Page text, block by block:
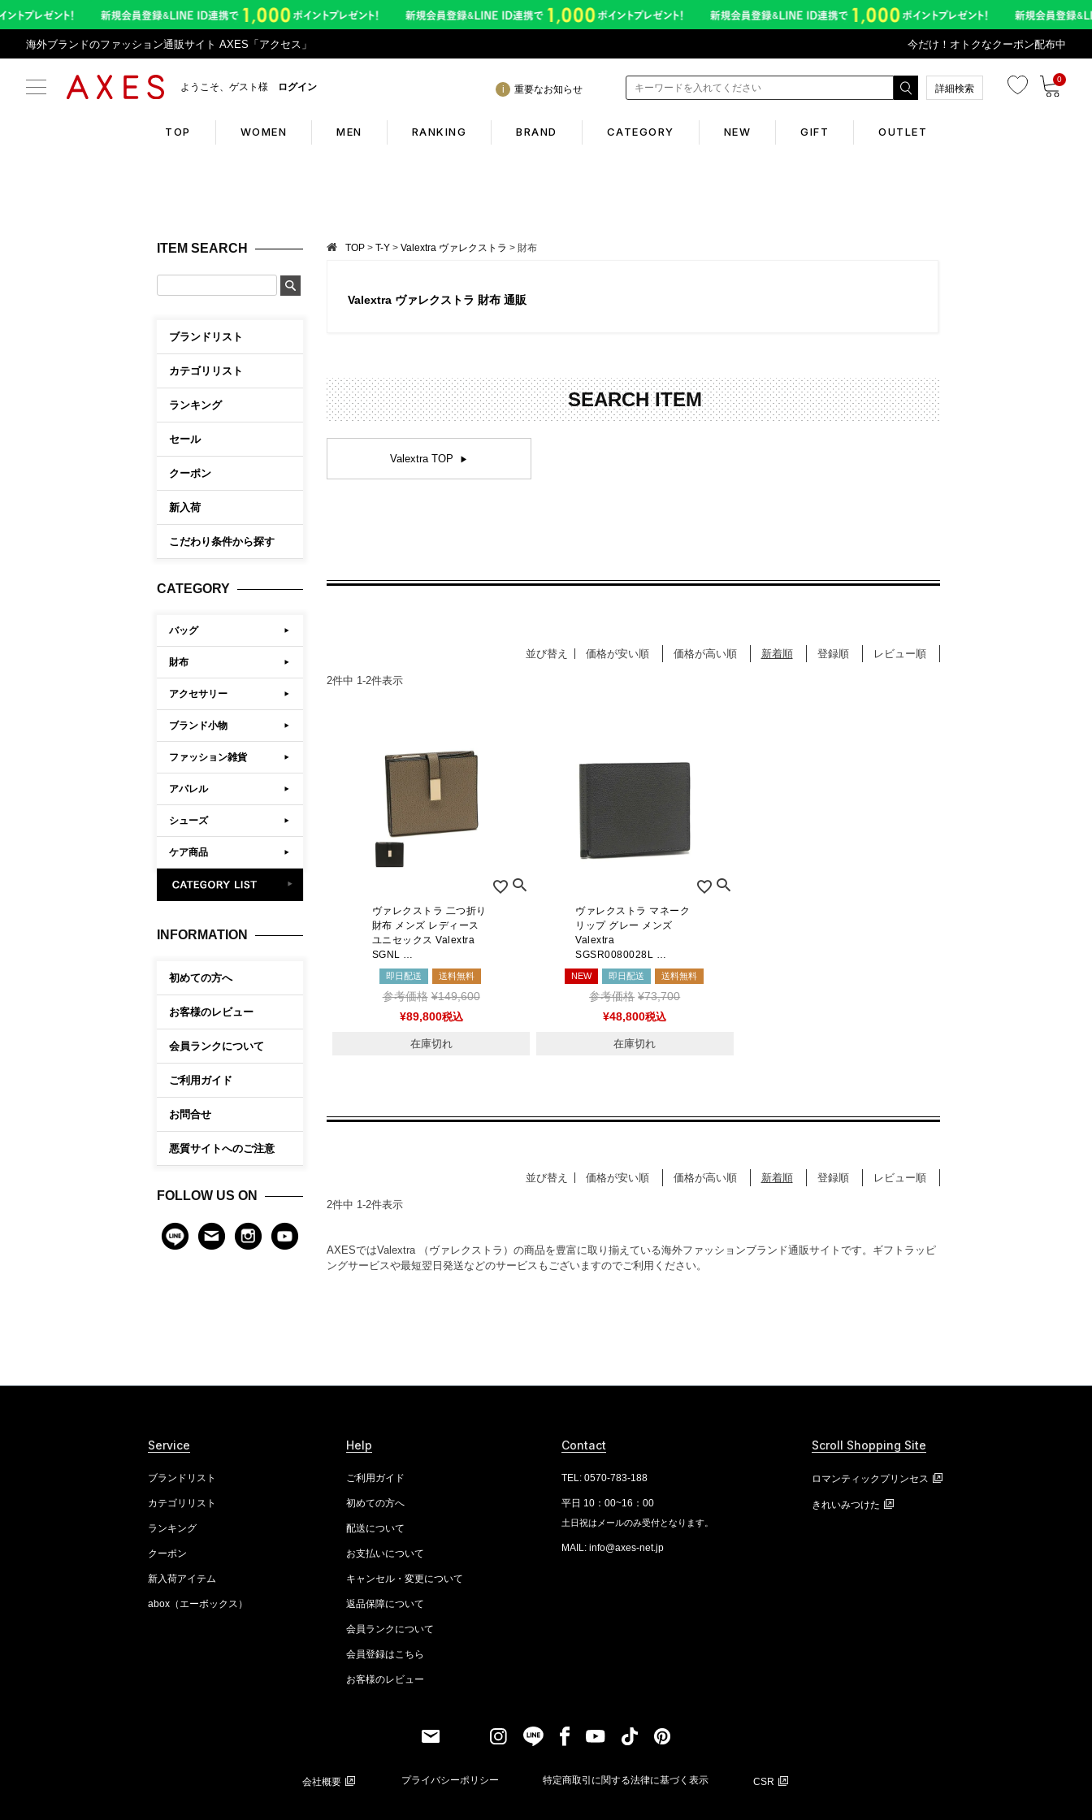
海外ブランドのファッション通販サイト AXES「アクセス」 今だけ！オトクなクーポン配布中
ようこそ、ゲスト様 ログイン 重要なお知らせ 詳細検索
0
TOP WOMEN MEN RANKING BRAND CATEGORY NEW GIFT OUTLET
こだわり条件から探す
お盆期間も休まず発送！営業について
アプリサービス終了のお知らせ
Members Service
マイページ
お問合せ
ITEM SEARCH
ブランドリスト
カテゴリリスト
ランキング
セール
クーポン
新入荷
こだわり条件から探す
CATEGORY
バッグ
財布
アクセサリー
ブランド小物
ファッション雑貨
アパレル
シューズ
ケア商品
CATEGORY LIST
INFORMATION
初めての方へ
お客様のレビュー
会員ランクについて
ご利用ガイド
お問合せ
悪質サイトへのご注意
FOLLOW US ON
TOP T-Y Valextra ヴァレクストラ 財布
Valextra ヴァレクストラ 財布 通販
SEARCH ITEM
Valextra TOP
並び替え 価格が安い順 価格が高い順 新着順 登録順 レビュー順
2件中 1-2件表示
ヴァレクストラ 二つ折り
財布 メンズ レディース
ユニセックス Valextra
SGNL …
即日配送 送料無料
参考価格 ¥149,600
¥89,800税込
在庫切れ
ヴァレクストラ マネーク
リップ グレー メンズ
Valextra
SGSR0080028L …
NEW 即日配送 送料無料
参考価格 ¥73,700
¥48,800税込
在庫切れ
並び替え 価格が安い順 価格が高い順 新着順 登録順 レビュー順
2件中 1-2件表示
AXESではValextra （ヴァレクストラ）の商品を豊富に取り揃えている海外ファッションブランド通販サイトです。ギフトラッピ
ングサービスや最短翌日発送などのサービスもございますのでご利用ください。
Service
ブランドリスト
カテゴリリスト
ランキング
クーポン
新入荷アイテム
abox（エーボックス）
Help
ご利用ガイド
初めての方へ
配送について
お支払いについて
キャンセル・変更について
返品保障について
会員ランクについて
会員登録はこちら
お客様のレビュー
Contact
TEL: 0570-783-188
平日 10：00~16：00
土日祝はメールのみ受付となります。
MAIL: info@axes-net.jp
Scroll Shopping Site
ロマンティックプリンセス
きれいみつけた
会社概要 プライバシーポリシー 特定商取引に関する法律に基づく表示 CSR